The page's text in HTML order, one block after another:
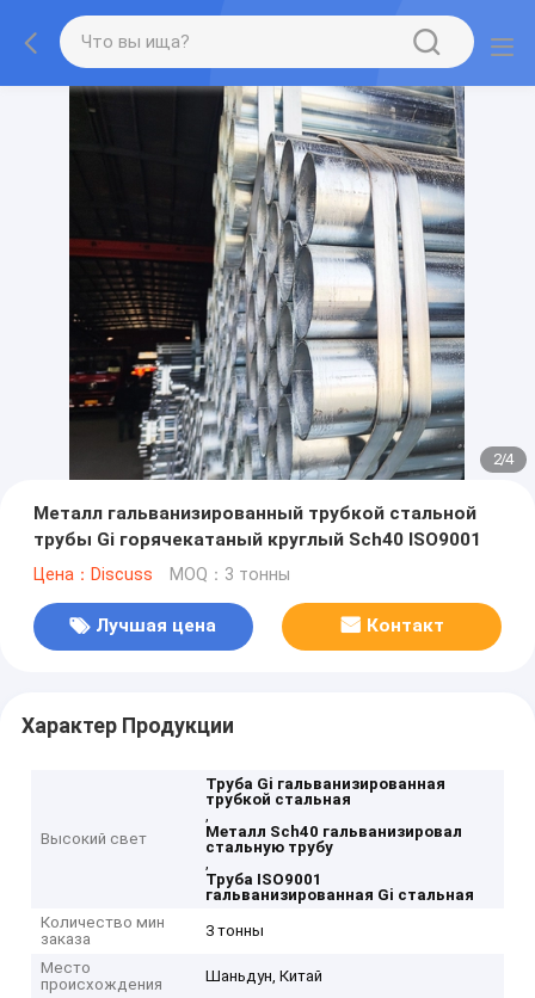
2/4
Металл гальванизированный трубкой стальной
трубы Gi горячекатаный круглый Sch40 ISO9001
Цена：Discuss MOQ：3 тонны
Лучшая цена Контакт
Характер Продукции
Высокий свет
Труба Gi гальванизированная
трубкой стальная
,
Металл Sch40 гальванизировал
стальную трубу
,
Труба ISO9001
гальванизированная Gi стальная
Количество мин
заказа
3 тонны
Место
происхождения
Шаньдун, Китай